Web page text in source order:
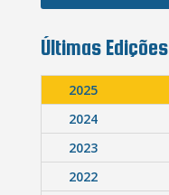
Últimas Edições
2025
2024
2023
2022